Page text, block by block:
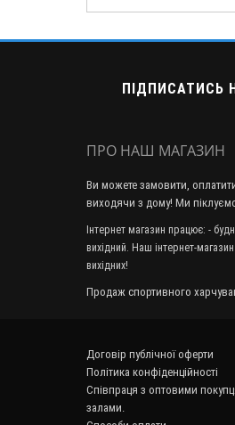
ПІДПИСАТИСЬ
ПРО НАШ МАГАЗИН
Ви можете замовити,
виходячи з дому! Ми
Інтернет магазин працює: -
вихідний. Наш інтернет-
вихідних!
Продаж спортивного
Договір публічної оферти
Політика конфіденційності
Співпраця з оптовими
залами.